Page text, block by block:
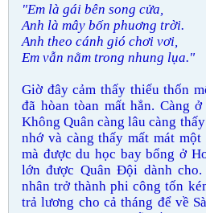
"Em là gái bên song cửa,
Anh là mây bốn phuơng trời.
Anh theo cánh gió chơi vơi,
Em vẫn nằm trong nhung lụa."
Giờ đây cảm thấy thiếu thốn
đã hòan tòan mất hẳn. Càng
Không Quân càng lâu càng
nhớ và càng thấy mất mát
mà được du học bay bổng ở
lớn được Quân Đội dành
nhân trở thành phi công tốn
trả lương cho cả tháng để về